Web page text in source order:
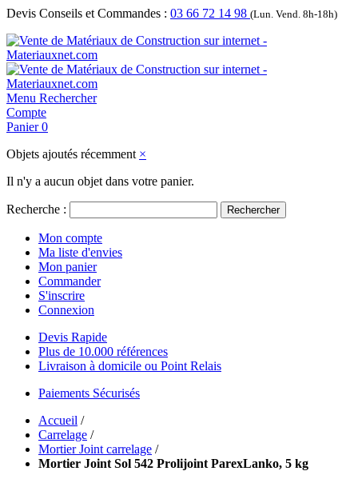
Devis Conseils et Commandes : 03 66 72 14 98 (Lun. Vend. 8h-18h)
Menu Rechercher
Compte
Panier 0
Objets ajoutés récemment ×
Il n'y a aucun objet dans votre panier.
Recherche : Rechercher
Mon compte
Ma liste d'envies
Mon panier
Commander
S'inscrire
Connexion
Devis Rapide
Plus de 10.000 références
Livraison à domicile ou Point Relais
Paiements Sécurisés
Accueil /
Carrelage /
Mortier Joint carrelage /
Mortier Joint Sol 542 Prolijoint ParexLanko, 5 kg